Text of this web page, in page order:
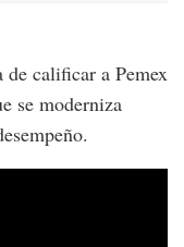
calificar a Pemex
se moderniza